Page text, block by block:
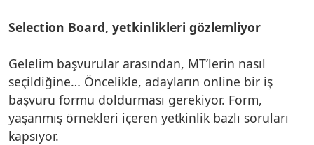
Selection Board, yetkinlikleri gözlemliyor
Gelelim başvurular arasından, MT’lerin nasıl
seçildiğine… Öncelikle, adayların online bir iş
başvuru formu doldurması gerekiyor. Form,
yaşanmış örnekleri içeren yetkinlik bazlı soruları
kapsıyor.